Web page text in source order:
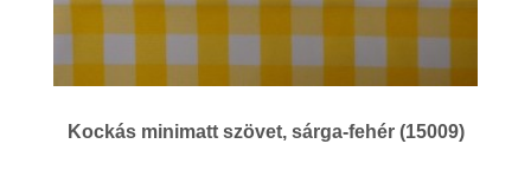
Kockás minimatt szövet, sárga-fehér (15009)